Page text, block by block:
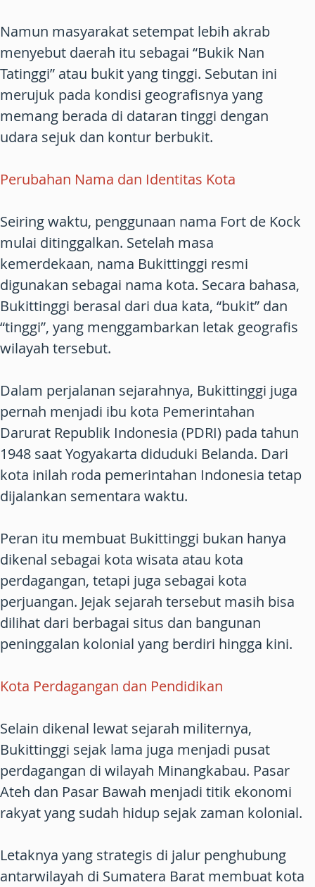
Namun masyarakat setempat lebih akrab
menyebut daerah itu sebagai “Bukik Nan
Tatinggi” atau bukit yang tinggi. Sebutan ini
merujuk pada kondisi geografisnya yang
memang berada di dataran tinggi dengan
udara sejuk dan kontur berbukit.
Perubahan Nama dan Identitas Kota
Seiring waktu, penggunaan nama Fort de Kock
mulai ditinggalkan. Setelah masa
kemerdekaan, nama Bukittinggi resmi
digunakan sebagai nama kota. Secara bahasa,
Bukittinggi berasal dari dua kata, “bukit” dan
“tinggi”, yang menggambarkan letak geografis
wilayah tersebut.
Dalam perjalanan sejarahnya, Bukittinggi juga
pernah menjadi ibu kota Pemerintahan
Darurat Republik Indonesia (PDRI) pada tahun
1948 saat Yogyakarta diduduki Belanda. Dari
kota inilah roda pemerintahan Indonesia tetap
dijalankan sementara waktu.
Peran itu membuat Bukittinggi bukan hanya
dikenal sebagai kota wisata atau kota
perdagangan, tetapi juga sebagai kota
perjuangan. Jejak sejarah tersebut masih bisa
dilihat dari berbagai situs dan bangunan
peninggalan kolonial yang berdiri hingga kini.
Kota Perdagangan dan Pendidikan
Selain dikenal lewat sejarah militernya,
Bukittinggi sejak lama juga menjadi pusat
perdagangan di wilayah Minangkabau. Pasar
Ateh dan Pasar Bawah menjadi titik ekonomi
rakyat yang sudah hidup sejak zaman kolonial.
Letaknya yang strategis di jalur penghubung
antarwilayah di Sumatera Barat membuat kota